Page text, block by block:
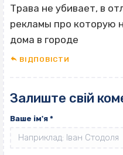
Трава не убивает, в
рекламы про которую
дома в городе
ВІДПОВІCТИ
Залиште свій
Ваше ім'я *